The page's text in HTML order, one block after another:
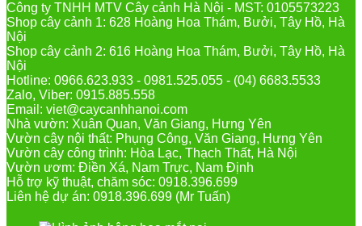
Công ty TNHH MTV Cây cảnh Hà Nội - MST: 0105573223
Shop cây cảnh 1: 628 Hoàng Hoa Thám, Bưởi, Tây Hồ, Hà
Nội
Shop cây cảnh 2: 616 Hoàng Hoa Thám, Bưởi, Tây Hồ, Hà
Nội
Hotline: 0966.623.933 - 0981.525.055 - (04) 6683.5533
Zalo, Viber: 0915.885.558
Email: viet@caycanhhanoi.com
Nhà vườn: Xuân Quan, Văn Giang, Hưng Yên
Vườn cây nội thất: Phụng Công, Văn Giang, Hưng Yên
Vườn cây công trình: Hòa Lạc, Thạch Thất, Hà Nội
Vườn ươm: Điền Xá, Nam Trực, Nam Định
Hỗ trợ kỹ thuật, chăm sóc: 0918.396.699
Liên hệ dự án: 0918.396.699 (Mr Tuấn)